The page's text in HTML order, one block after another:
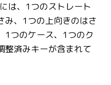
は、1つのストレート
み、1つの上向きのはさ
1つのケース、1つのク
整済みキーが含まれて